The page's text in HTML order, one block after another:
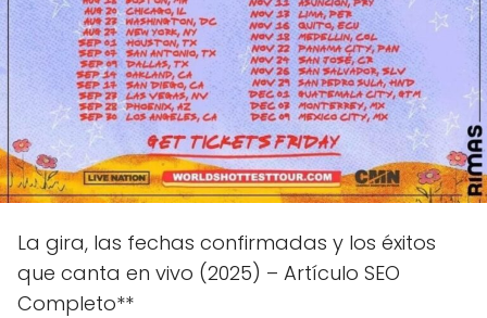
La gira, las fechas confirmadas y los éxitos
que canta en vivo (2025) – Artículo SEO
Completo**